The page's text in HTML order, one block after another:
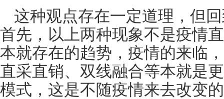
这种观点存在一定道理，但
首先，以上两种现象不是疫情
本就存在的趋势，疫情的来临
直采直销、双线融合等本就是
模式，这是不随疫情来去改变